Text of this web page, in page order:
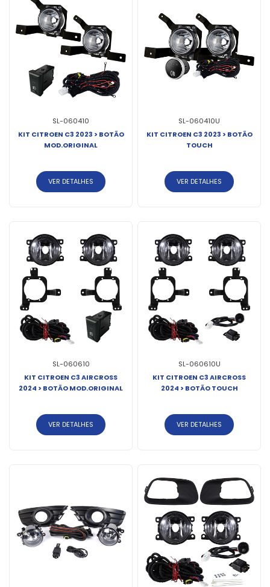
SL-060410
KIT CITROEN C3 2023 > BOTÃO
MOD.ORIGINAL
VER DETALHES
SL-060410U
KIT CITROEN C3 2023 > BOTÃO
TOUCH
VER DETALHES
SL-060610
KIT CITROEN C3 AIRCROSS
2024 > BOTÃO MOD.ORIGINAL
VER DETALHES
SL-060610U
KIT CITROEN C3 AIRCROSS
2024 > BOTÃO TOUCH
VER DETALHES